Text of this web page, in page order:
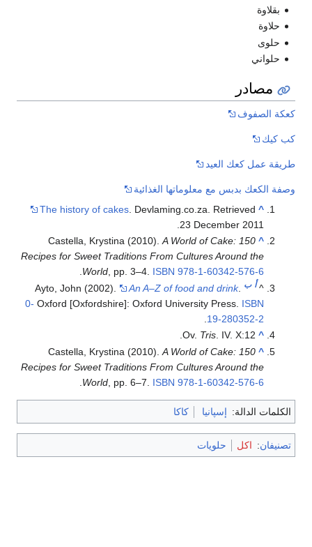
بقلاوة
حلاوة
حلوى
حلواني
مصادر
كعكة الصفوف
كب كیك
طريقة عمل كعك العيد
وصفة الكعك بدبس مع معلوماتها الغذائية
^
The history of cakes . Devlaming.co.za. Retrieved
23 December 2011.
^
Castella, Krystina (2010).A World of Cake: 150
Recipes for Sweet Traditions From Cultures Around the
World, pp. 3–4. ISBN 978-1-60342-576-6
.
^أ ب Ayto, John (2002). An A–Z of food and drink.
Oxford [Oxfordshire]: Oxford University Press. ISBN
0-
19-280352-2
^
Ov. Tris. IV. X:12.
^
Castella, Krystina (2010).A World of Cake: 150
Recipes for Sweet Traditions From Cultures Around the
World , pp. 6–7. ISBN 978-1-60342-576-6
الكلمات الدالة: إسپانيا كاكا
تصنيفان: اكل حلويات